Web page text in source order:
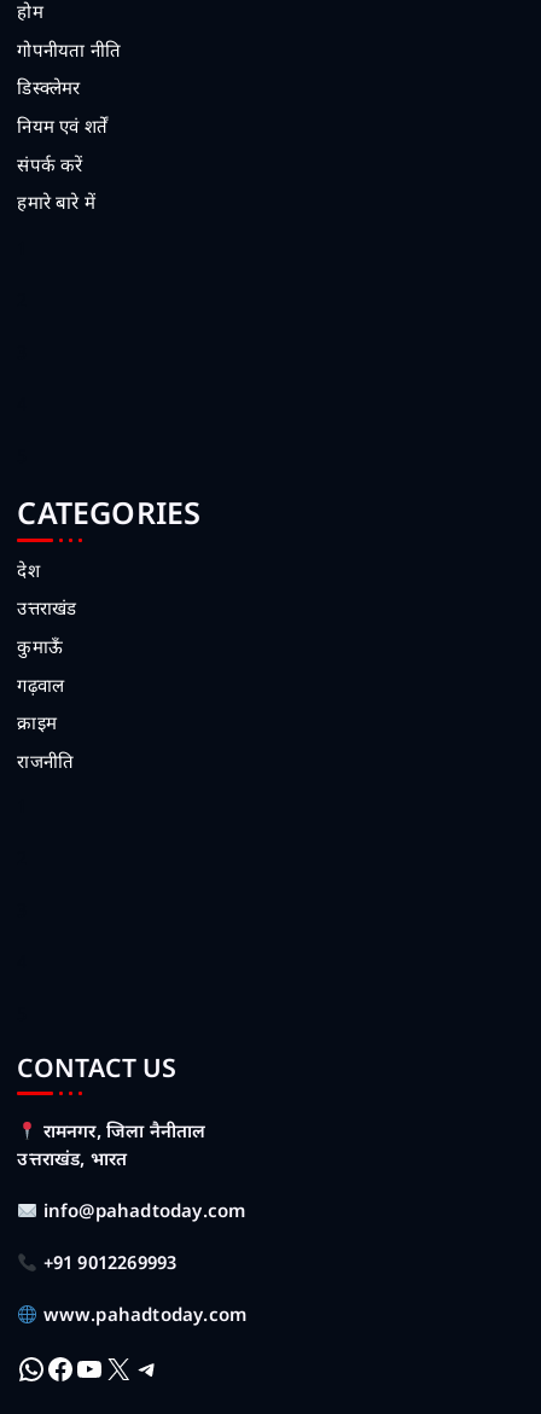
होम
गोपनीयता नीति
डिस्क्लेमर
नियम एवं शर्तें
संपर्क करें
हमारे बारे में
CATEGORIES
देश
उत्तराखंड
कुमाऊँ
गढ़वाल
क्राइम
राजनीति
CONTACT US
रामनगर, जिला नैनीताल
उत्तराखंड, भारत
info@pahadtoday.com
+91 9012269993
www.pahadtoday.com
WhatsApp
Facebook
YouTube
X Telegram